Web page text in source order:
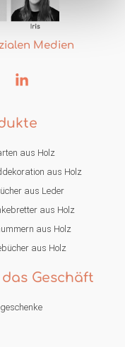
Medien
aus Holz
aus Holz
aus Leder
aus Holz
aus Holz
aus Holz
Geschäft